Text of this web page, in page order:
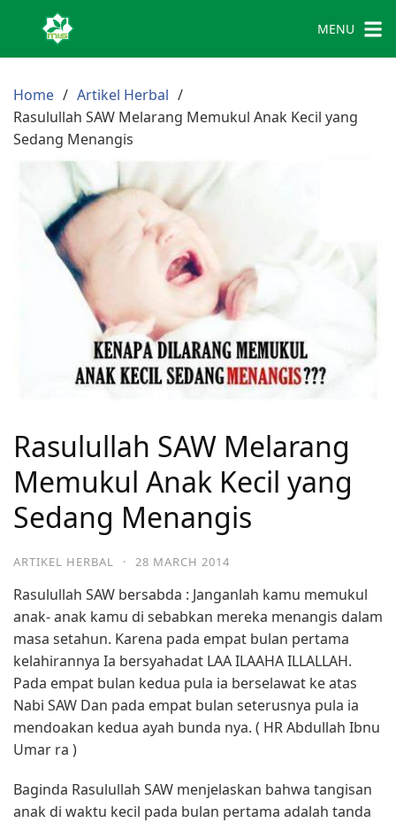
MENU
Home
Artikel Herbal
Rasulullah SAW Melarang Memukul Anak Kecil yang
Sedang Menangis
Rasulullah SAW Melarang
Memukul Anak Kecil yang
Sedang Menangis
ARTIKEL HERBAL · 28 MARCH 2014
Rasulullah SAW bersabda : Janganlah kamu memukul
anak- anak kamu di sebabkan mereka menangis dalam
masa setahun. Karena pada empat bulan pertama
kelahirannya Ia bersyahadat LAA ILAAHA ILLALLAH.
Pada empat bulan kedua pula ia berselawat ke atas
Nabi SAW Dan pada empat bulan seterusnya pula ia
mendoakan kedua ayah bunda nya. ( HR Abdullah Ibnu
Umar ra )
Baginda Rasulullah SAW menjelaskan bahwa tangisan
anak di waktu kecil pada bulan pertama adalah tanda